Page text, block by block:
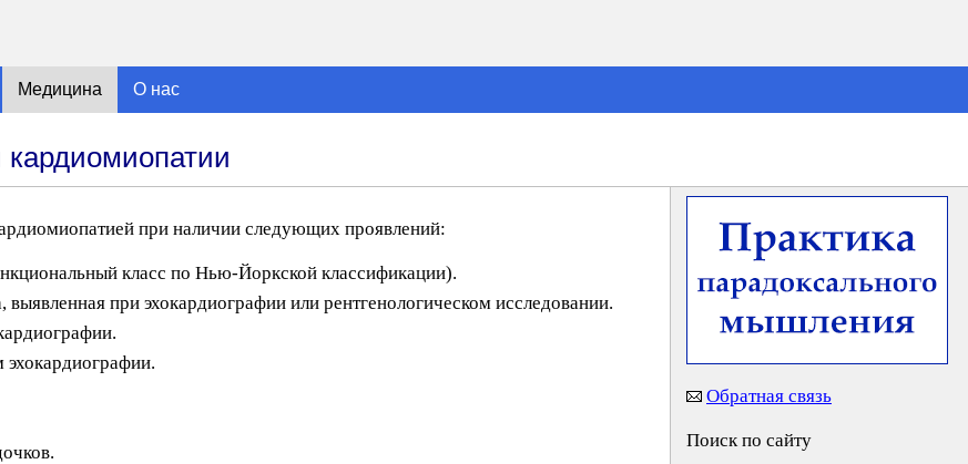
Медицина О нас
при наличии следующих проявлений:
класс по Нью-Йоркской классификации).
при эхокардиографии или рентгенологическом исследовании.
Обратная связь
Поиск по сайту